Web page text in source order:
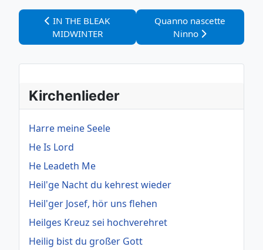
Vorheriger Beitrag: IN THE BLEAK MIDWINTER
IN THE BLEAK
MIDWINTER
Nächster Beitrag:
Quanno nascette
Ninno
Kirchenlieder
Harre meine Seele
He Is Lord
He Leadeth Me
Heil'ge Nacht du kehrest wieder
Heil'ger Josef, hör uns flehen
Heilges Kreuz sei hochverehret
Heilig bist du großer Gott